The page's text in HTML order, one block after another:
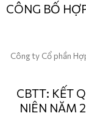
CÔNG BỐ
Công ty Cổ phần
CBTT: KẾT
NIÊN NĂM